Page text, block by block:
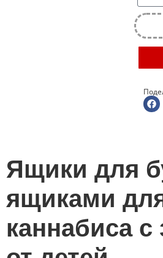
Ящики для
ящиками
каннабиса с